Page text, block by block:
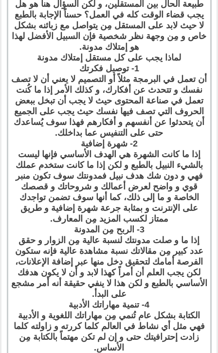
طبيعة الحال بين المستقلين، و لكن السؤال هنا هو هل
يجب قضاء الوقت كله في العمل؟ حسناً الإجابة بالطبع
لا حيث لابد على المستقل مِن يتواصل مع زبائنه بشكل
خاص و مِن وجهة نظر شخصية فإن السبيل الأفضل لهذا
هو إمتلاك مدونة.
لماذا يجب على كل مستقل إمتلاك مدونة
1- توصيل فكرتك
أن تعمل في البرمجة مثلاً أو التصميم لا يعني أن لا تصف
نفسك و تتحدث عن أفكارك، و كذلك الأمر إذا ما كُنت
تعمل في صناعة المحتوى حيث لا يجب أن تبخل ببعض
الحروف التي تصف فيها نفسك حيث يجب على الجميع
أن يتحدثوا عن أنفسهم و أفكارهم فهذا سوف يُساعدك
حتى على التنفيس عما بداخلك.
2- شهرة إضافية
إذا ما كانت الشهرة هي الهدف الأساسي فإنها ليست
بالشيء النبيل بالطبع و لكن إذا ما كانت ستخدم عملك
فهي و دون شك هدف نبيل فمدونتك سوف تكون منبر
قوي و واضح لعرض أعمالك و شروحاتك و قصصك
الخاصة و ما إلى ذلك، كما أنها سوف تضمن تواجدك
على الإنترنت و بمثابة جرعة شهرة إضافية و طريق
ممتاز لكسب المزيد مِن المعارف.
3- الربح مِن المدونة
إذا ما و صلت مدونتك لنسبة عالية مِن الزوار و حقق
عدد كبير مِن مقالاتك نسبة مشاهدة عالية فإنه ستكون
الفرصة أمامك لتحقيق دخل منها عبر إضافة الإعلانات،
لكن يجب العلم أن أمراً كهذا لابد و أن لا يكون هدفك
الأساسي بالطبع و لكن هذا لا ينفي حقيقة أنه أمر مشجع
على البدأ.
4- تنمية مهاراتك الأدبية
الكتابة بشكل عام تُنمي مِن مهاراتك اللغوية و الأدبية
فهي مثل أي نشاط في العالم كلما كررته و زاولته كلما
زادت إحترافيتك حتى و إن لم تكن مهتماً بالكتابة مِن
الأساس.